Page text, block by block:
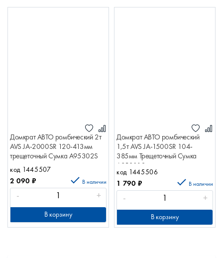
Домкрат АВТО ромбический 2т
AVS JA-2000SR 120-413мм
трещеточный Сумка A95302S
код 1445507
2 090 ₽ В наличии
- +
В корзину
Домкрат АВТО ромбический
1,5т AVS JA-1500SR 104-
385мм Трещеточный Сумка
A95301S
код 1445506
1 790 ₽ В наличии
- +
В корзину